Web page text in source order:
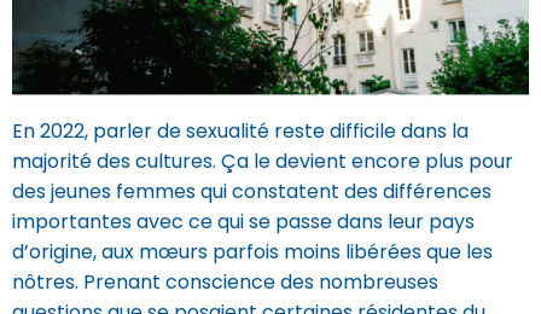
En 2022, parler de sexualité reste difficile dans la
majorité des cultures. Ça le devient encore plus pour
des jeunes femmes qui constatent des différences
importantes avec ce qui se passe dans leur pays
d’origine, aux mœurs parfois moins libérées que les
nôtres. Prenant conscience des nombreuses